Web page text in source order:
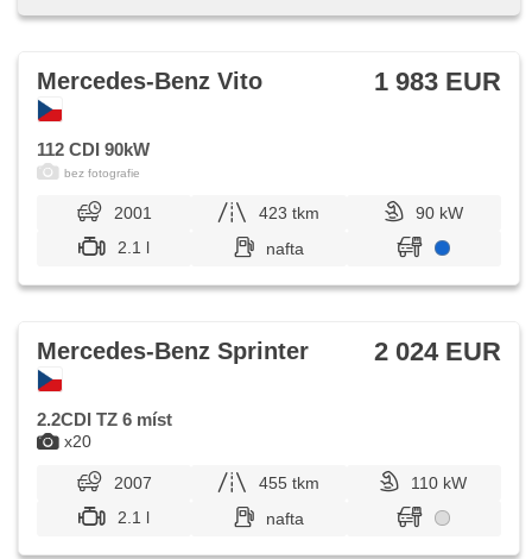
bez fotografie
Mercedes-Benz Vito 1 983 EUR
112 CDI 90kW
2001 423 tkm
90 kW
2.1 l
nafta
x20
Mercedes-Benz Sprinter 2 024 EUR
2.2CDI TZ 6 míst
2007 455 tkm
110 kW
2.1 l
nafta